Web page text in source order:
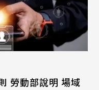
勞動部說明 場域